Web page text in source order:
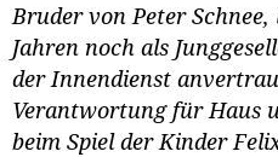
Bruder von Peter
Jahren noch als
der Innendienst
Verantwortung für Haus
beim Spiel der Kinder